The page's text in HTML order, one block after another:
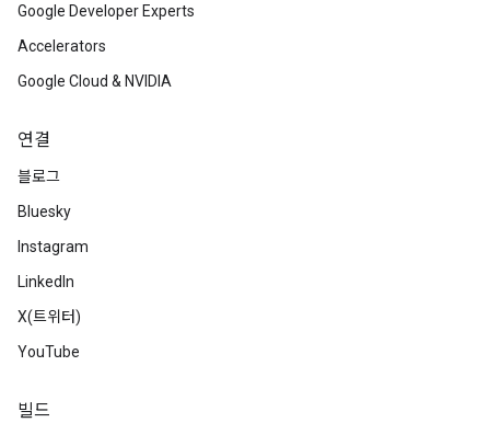
Google Developer Experts
Accelerators
Google Cloud & NVIDIA
연결
블로그
Bluesky
Instagram
LinkedIn
X(트위터)
YouTube
빌드